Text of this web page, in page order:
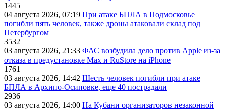
1445
04 августа 2026, 07:19 При атаке БПЛА в Подмосковье
погибли пять человек, также дроны атаковали склад под
Петербургом
3532
03 августа 2026, 21:33 ФАС возбудила дело против Apple из-за
отказа в предустановке Max и RuStore на iPhone
1761
03 августа 2026, 14:42 Шесть человек погибли при атаке
БПЛА в Архипо-Осиповке, еще 40 пострадали
2936
03 августа 2026, 14:00 На Кубани организаторов незаконной